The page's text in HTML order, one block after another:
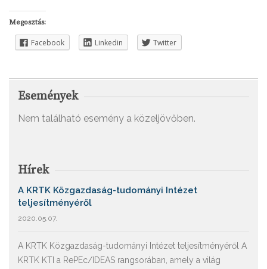
Megosztás:
Facebook Linkedin Twitter
Események
Nem található esemény a közeljövőben.
Hírek
A KRTK Közgazdaság-tudományi Intézet
teljesítményéről
2020.05.07.
A KRTK Közgazdaság-tudományi Intézet teljesítményéről A
KRTK KTI a RePEc/IDEAS rangsorában, amely a világ